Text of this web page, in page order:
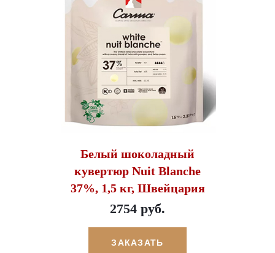
Белый шоколадный
кувертюр Nuit Blanche
37%, 1,5 кг, Швейцария
2754 руб.
ЗАКАЗАТЬ